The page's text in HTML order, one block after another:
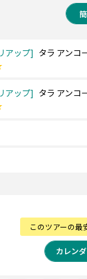
た、プノンバケン寺院
スポットとして人気で
アンコール ホテル
。
コールワットへ続く
観光の拠点におすす
アップ
タラ アンコ
アップ
タラ アンコ
このツアーの最
カレン